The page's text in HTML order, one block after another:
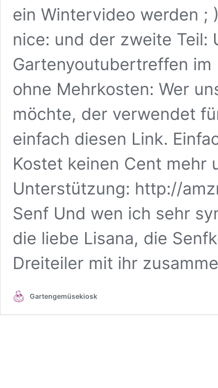
ein Wintervideo werden ;
nice: und der zweite Teil:
Gartenyoutubertreffen im
ohne Mehrkosten: Wer
möchte, der verwendet
einfach diesen Link.
Kostet keinen Cent mehr
Unterstützung: http://
Senf Und wen ich sehr
die liebe Lisana, die
Dreiteiler mit ihr
Gartengemüsekiosk